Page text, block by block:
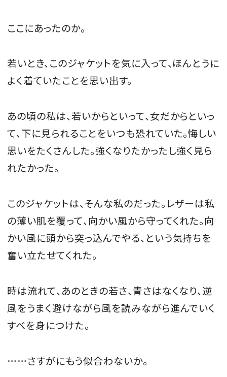
ここにあったのか。
若いとき、このジャケットを気に入って、ほんとうに
よく着ていたことを思い出す。
あの頃の私は、若いからといって、女だからといっ
て、下に見られることをいつも恐れていた。悔しい
思いをたくさんした。強くなりたかったし強く見ら
れたかった。
このジャケットは、そんな私のだった。レザーは私
の薄い肌を覆って、向かい風から守ってくれた。向
かい風に頭から突っ込んでやる、という気持ちを
奮い立たせてくれた。
時は流れて、あのときの若さ、青さはなくなり、逆
風をうまく避けながら風を読みながら進んでいく
すべを身につけた。
……さすがにもう似合わないか。